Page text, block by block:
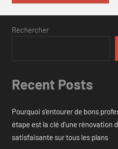
Rechercher
Recent Posts
Pourquoi s’entourer de bons
étape est la clé d’une
satisfaisante sur tous les plans